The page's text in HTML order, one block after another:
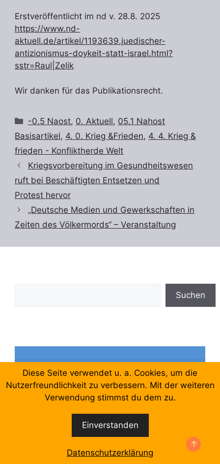
Erstveröffentlicht im nd v. 28.8. 2025
https://www.nd-
aktuell.de/artikel/1193639.juedischer-
antizionismus-doykeit-statt-israel.html?
sstr=Raul|Zelik
Wir danken für das Publikationsrecht.
Kategorien
-0.5 Naost, 0. Aktuell, 05.1 Nahost
Basisartikel, 4. 0. Krieg &Frieden, 4. 4. Krieg &
frieden - Konfliktherde Welt
Kriegsvorbereitung im Gesundheitswesen
ruft bei Beschäftigten Entsetzen und
Protest hervor
„Deutsche Medien und Gewerkschaften in
Zeiten des Völkermords“ – Veranstaltung
Suchen
FU-Beschäftigte für eine kämpferische
Gewerkschaft
Gegen Waffenproduktion und
Militarisierung in Berlin
Berliner Mieterbewegung
Diese Seite verwendet u. a. Cookies, um die
Nutzerfreundlichkeit zu verbessern. Mit der weiteren
Verwendung stimmst du dem zu.
Einverstanden
Datenschutzerklärung